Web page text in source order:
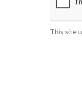
This site